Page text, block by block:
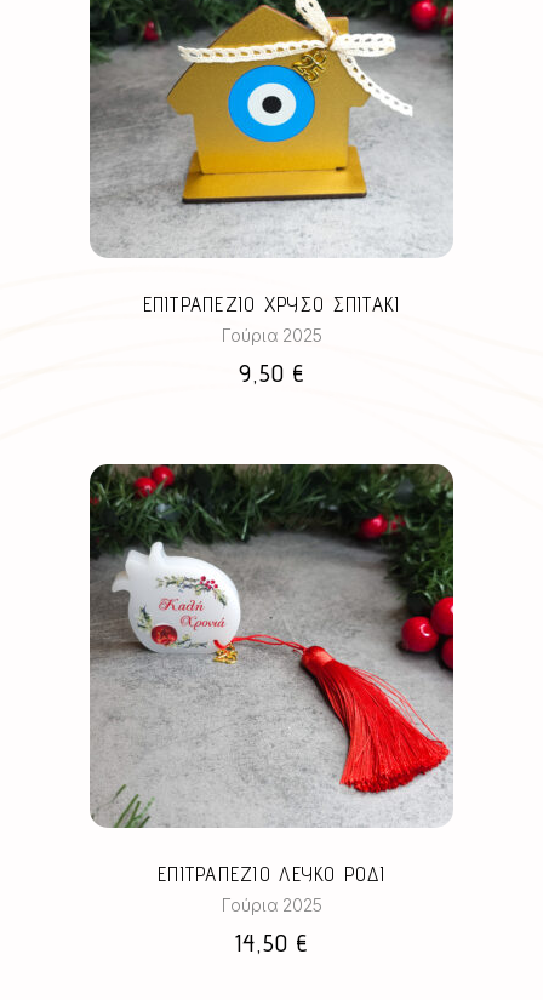
ΕΠΙΤΡΑΠΕΖΙΟ ΧΡΥΣΟ ΣΠΙΤΑΚΙ
Γούρια 2025
9,50 €
ΕΠΙΤΡΑΠΕΖΙΟ ΛΕΥΚΟ ΡΟΔΙ
Γούρια 2025
14,50 €